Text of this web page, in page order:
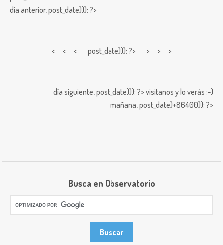
día anterior,post_date))); ?>
< < < post_date))); ?> > > >
día siguiente,post_date))); ?> visitanos y lo verás ;-)
mañana,post_date)+86400)); ?>
Busca en Observatorio